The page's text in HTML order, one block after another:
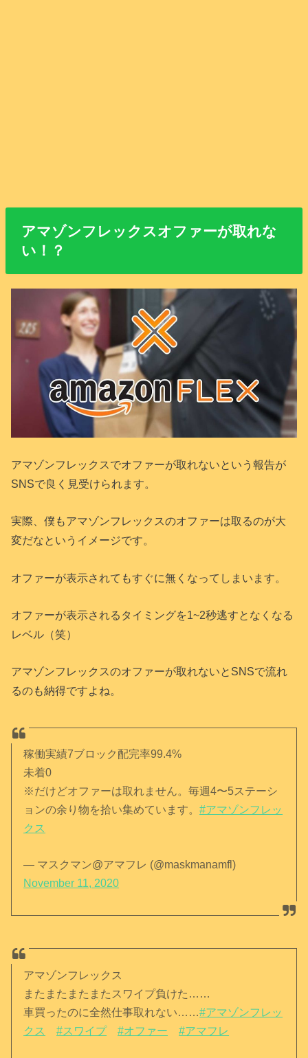
アマゾンフレックスオファーが取れな
い！？
アマゾンフレックスでオファーが取れないという報告が
SNSで良く見受けられます。
実際、僕もアマゾンフレックスのオファーは取るのが大
変だなというイメージです。
オファーが表示されてもすぐに無くなってしまいます。
オファーが表示されるタイミングを1~2秒逃すとなくなる
レベル（笑）
アマゾンフレックスのオファーが取れないとSNSで流れ
るのも納得ですよね。
稼働実績7ブロック配完率99.4%
未着0
※だけどオファーは取れません。毎週4〜5ステーシ
ョンの余り物を拾い集めています。#アマゾンフレッ
クス
— マスクマン@アマフレ (@maskmanamfl)
November 11, 2020
アマゾンフレックス
またまたまたまたスワイプ負けた……
車買ったのに全然仕事取れない……#アマゾンフレッ
クス
#スワイプ #オファー #アマフレ